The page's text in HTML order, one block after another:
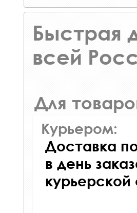
Быстрая
всей
Для
Курьером:
Доставка
в день